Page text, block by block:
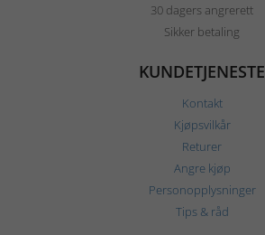
30 dagers angrerett
Sikker betaling
KUNDETJENESTE
Kontakt
Kjøpsvilkår
Returer
Angre kjøp
Personopplysninger
Tips & råd